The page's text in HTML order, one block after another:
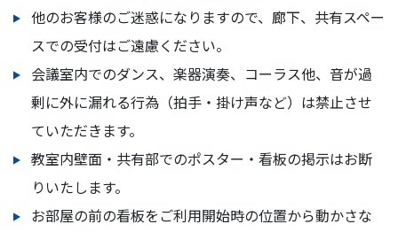
他のお客様のご迷惑になりますので、廊下、共有スペー
スでの受付はご遠慮ください。
会議室内でのダンス、楽器演奏、コーラス他、音が過
剰に外に漏れる行為（拍手・掛け声など）は禁止させ
ていただきます。
教室内壁面・共有部でのポスター・看板の掲示はお断
りいたします。
お部屋の前の看板をご利用開始時の位置から動かさな